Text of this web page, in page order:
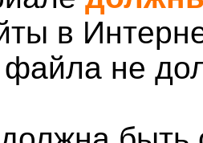
в
не